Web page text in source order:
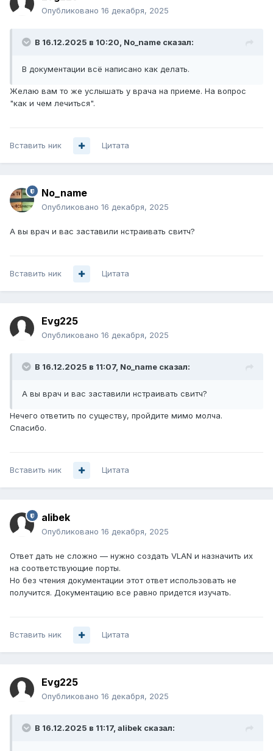
Опубликовано 16 декабря, 2025
В 16.12.2025 в 10:20, No_name сказал:
В документации всё написано как делать.
Желаю вам то же услышать у врача на приеме. На вопрос
"как и чем лечиться".
Вставить ник Цитата
No_name
Опубликовано 16 декабря, 2025
А вы врач и вас заставили нстраивать свитч?
Вставить ник Цитата
Evg225
Опубликовано 16 декабря, 2025
В 16.12.2025 в 11:07, No_name сказал:
А вы врач и вас заставили нстраивать свитч?
Нечего ответить по существу, пройдите мимо молча.
Спасибо.
Вставить ник Цитата
alibek
Опубликовано 16 декабря, 2025
Ответ дать не сложно — нужно создать VLAN и назначить их
на соответствующие порты.
Но без чтения документации этот ответ использовать не
получится. Документацию все равно придется изучать.
Вставить ник Цитата
Evg225
Опубликовано 16 декабря, 2025
В 16.12.2025 в 11:17, alibek сказал: